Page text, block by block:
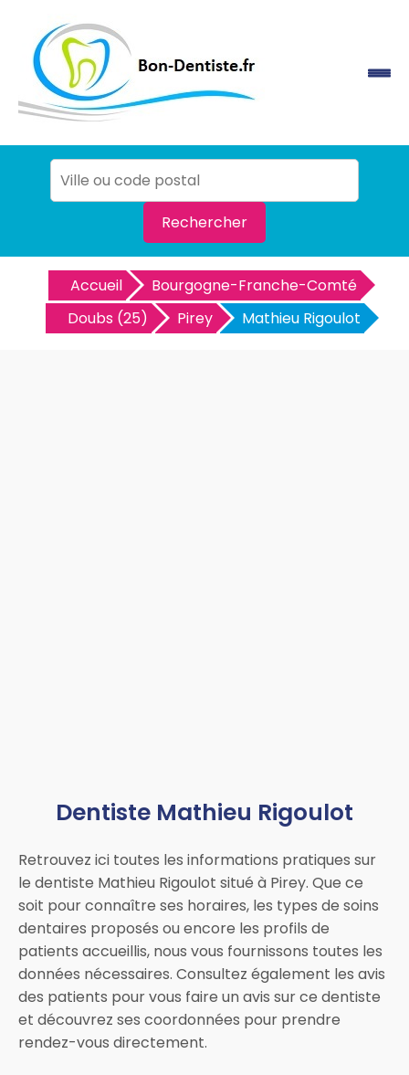
Rechercher
Accueil
Bourgogne-Franche-Comté
Doubs (25)
Pirey Mathieu Rigoulot
Dentiste Mathieu Rigoulot
Retrouvez ici toutes les informations pratiques sur
le dentiste Mathieu Rigoulot situé à Pirey. Que ce
soit pour connaître ses horaires, les types de soins
dentaires proposés ou encore les profils de
patients accueillis, nous vous fournissons toutes les
données nécessaires. Consultez également les avis
des patients pour vous faire un avis sur ce dentiste
et découvrez ses coordonnées pour prendre
rendez-vous directement.